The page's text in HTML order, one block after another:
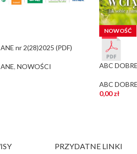
nr 2(28)2025 (PDF)
, NOWOŚCI
NOWOŚĆ
ABC
ABC
0,00zł
PRZYDATNE LINKI